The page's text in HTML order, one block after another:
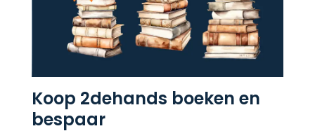
Koop 2dehands boeken en
bespaar